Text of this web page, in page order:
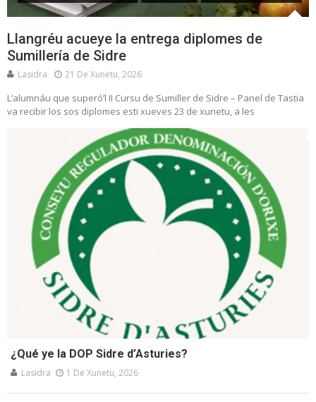
Llangréu acueye la entrega diplomes de
Sumillería de Sidre
Lasidra 21 De Xunetu, 2026
L’alumnáu que superó’l II Cursu de Sumiller de Sidre – Panel de Tastia
va recibir los sos diplomes esti xueves 23 de xunetu, a les
¿Qué ye la DOP Sidre d’Asturies?
Lasidra 1 De Xunetu, 2026